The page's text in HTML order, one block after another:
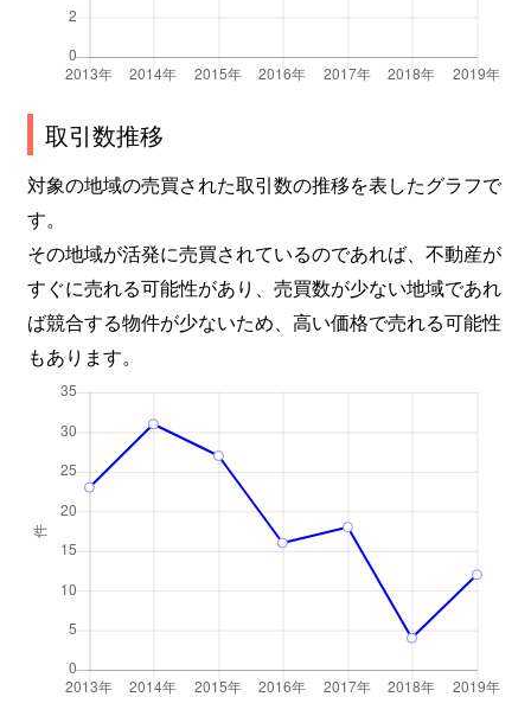
取引数推移
対象の地域の売買された取引数の推移を表したグラフで
す。
その地域が活発に売買されているのであれば、不動産が
すぐに売れる可能性があり、売買数が少ない地域であれ
ば競合する物件が少ないため、高い価格で売れる可能性
もあります。